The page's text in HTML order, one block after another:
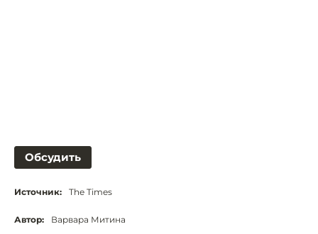
Обсудить
Источник: The Times
Автор: Варвара Митина